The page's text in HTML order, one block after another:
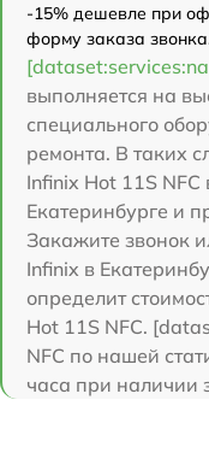
-15% дешевле при
форму заказа
выполняется на
специального
ремонта. В таких
Infinix Hot 11S
Екатеринбурге и
Закажите звонок
Infinix в
определит
Hot 11S NFC.
NFC по нашей
часа при наличии